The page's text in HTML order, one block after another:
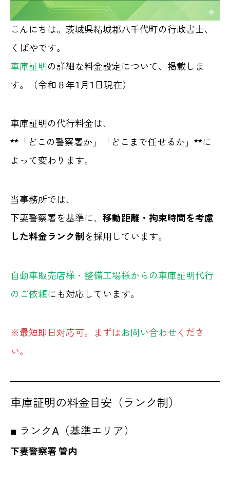
こんにちは。茨城県結城郡八千代町の行政書士、
くぼやです。
車庫証明 の詳細な料金設定について、掲載しま
す。（令和８年1月1日現在）
車庫証明の代行料金は、
**「どこの警察署か」「どこまで任せるか」**に
よって変わります。
当事務所では、
下妻警察署を基準に、 移動距離・拘束時間を考慮
した料金ランク制 を採用しています。
自動車販売店様・整備工場様からの車庫証明代行
のご依頼にも対応しています。
※最短即日対応可。まずはお問い合わせ くださ
い。
車庫証明の料金目安（ランク制）
■ ランクA（基準エリア）
下妻警察署 管内